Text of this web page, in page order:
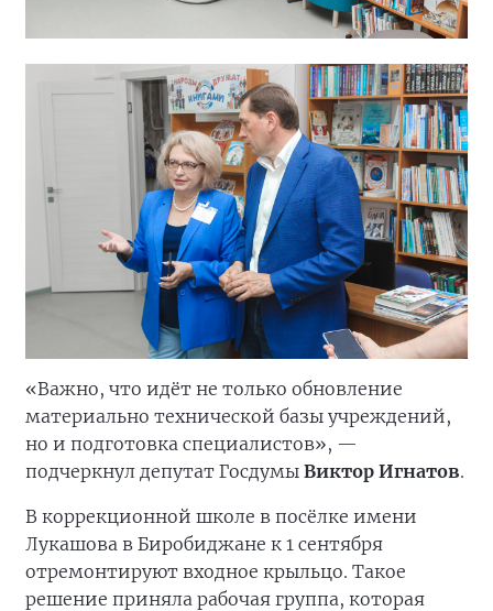
«Важно, что идёт не только обновление
материально технической базы учреждений,
но и подготовка специалистов», —
подчеркнул депутат Госдумы Виктор Игнатов.
В коррекционной школе в посёлке имени
Лукашова в Биробиджане к 1 сентября
отремонтируют входное крыльцо. Такое
решение приняла рабочая группа, которая